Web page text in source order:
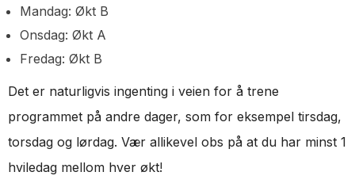
Mandag: Økt B
Onsdag: Økt A
Fredag: Økt B
Det er naturligvis ingenting i veien for å trene
programmet på andre dager, som for eksempel tirsdag,
torsdag og lørdag. Vær allikevel obs på at du har minst 1
hviledag mellom hver økt!